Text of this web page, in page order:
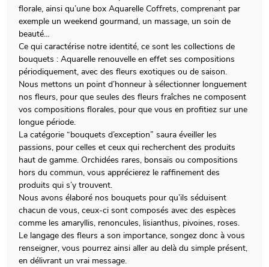
florale, ainsi qu’une box Aquarelle Coffrets, comprenant par
exemple un weekend gourmand, un massage, un soin de
beauté…
Ce qui caractérise notre identité, ce sont les collections de
bouquets : Aquarelle renouvelle en effet ses compositions
périodiquement, avec des fleurs exotiques ou de saison.
Nous mettons un point d’honneur à sélectionner longuement
nos fleurs, pour que seules des fleurs fraîches ne composent
vos compositions florales, pour que vous en profitiez sur une
longue période.
La catégorie “bouquets d’exception” saura éveiller les
passions, pour celles et ceux qui recherchent des produits
haut de gamme. Orchidées rares, bonsaïs ou compositions
hors du commun, vous apprécierez le raffinement des
produits qui s’y trouvent.
Nous avons élaboré nos bouquets pour qu’ils séduisent
chacun de vous, ceux-ci sont composés avec des espèces
comme les amaryllis, renoncules, lisianthus, pivoines, roses.
Le langage des fleurs a son importance, songez donc à vous
renseigner, vous pourrez ainsi aller au delà du simple présent,
en délivrant un vrai message.